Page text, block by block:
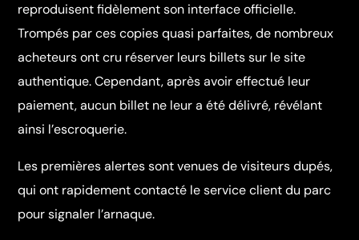
reproduisent fidèlement son interface officielle.
Trompés par ces copies quasi parfaites, de nombreux
acheteurs ont cru réserver leurs billets sur le site
authentique. Cependant, après avoir effectué leur
paiement, aucun billet ne leur a été délivré, révélant
ainsi l’escroquerie.
Les premières alertes sont venues de visiteurs dupés,
qui ont rapidement contacté le service client du parc
pour signaler l’arnaque.